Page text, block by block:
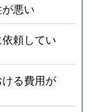
悪い
頼してい
る費用が